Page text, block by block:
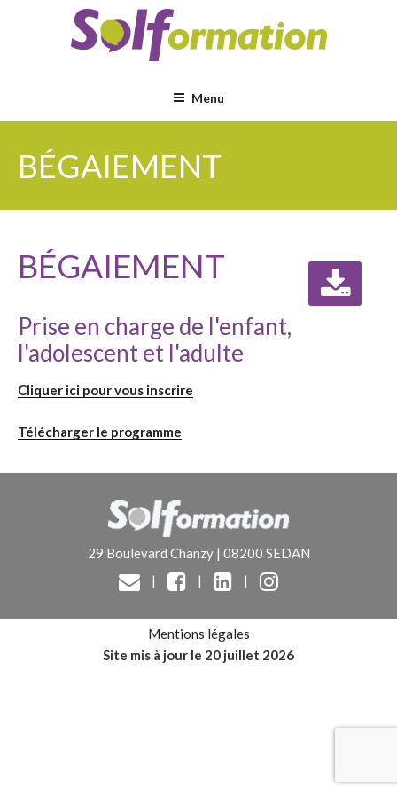
Menu
BÉGAIEMENT
BÉGAIEMENT
Prise en charge de l'enfant,
l'adolescent et l'adulte
Cliquer ici pour vous inscrire
Télécharger le programme
29 Boulevard Chanzy | 08200 SEDAN
|
| |
Mentions légales
Site mis à jour le 20 juillet 2026